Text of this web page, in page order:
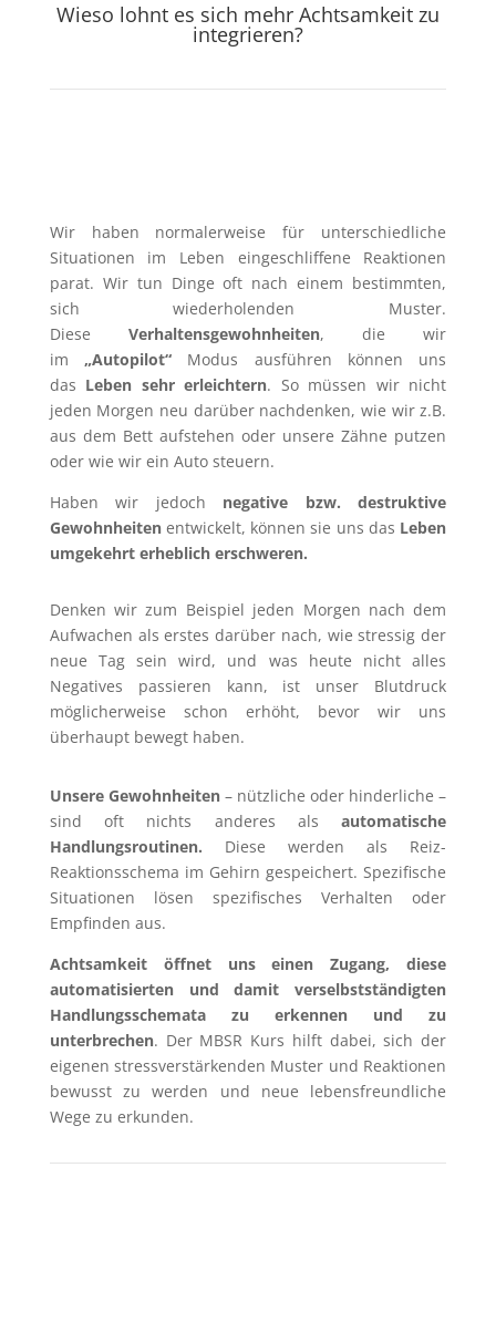
Wieso lohnt es sich mehr Achtsamkeit zu
integrieren?
Wir haben normalerweise für unterschiedliche
Situationen im Leben eingeschliffene Reaktionen
parat. Wir tun Dinge oft nach einem bestimmten,
sich wiederholenden Muster.
Diese
Verhaltensgewohnheiten, die wir
im
„Autopilot“
Modus ausführen können uns
das Leben sehr erleichtern. So müssen wir nicht
jeden Morgen neu darüber nachdenken, wie wir z.B.
aus dem Bett aufstehen oder unsere Zähne putzen
oder wie wir ein Auto steuern.
Haben wir jedoch
negative bzw. destruktive
Gewohnheitenentwickelt, können sie uns das Leben
umgekehrt erheblich erschweren.
Denken wir zum Beispiel jeden Morgen nach dem
Aufwachen als erstes darüber nach, wie stressig der
neue Tag sein wird, und was heute nicht alles
Negatives passieren kann, ist unser Blutdruck
möglicherweise schon erhöht, bevor wir uns
überhaupt bewegt haben.
Unsere Gewohnheiten – nützliche oder hinderliche –
sind oft nichts anderes als automatische
Handlungsroutinen.
Diese werden als Reiz-
Reaktionsschema im Gehirn gespeichert. Spezifische
Situationen lösen spezifisches Verhalten oder
Empfinden aus.
Achtsamkeit öffnet uns einen Zugang, diese
automatisierten und damit verselbstständigten
Handlungsschemata zu erkennen und zu
unterbrechen. Der MBSR Kurs hilft dabei, sich der
eigenen stressverstärkenden Muster und Reaktionen
bewusst zu werden und neue lebensfreundliche
Wege zu erkunden.